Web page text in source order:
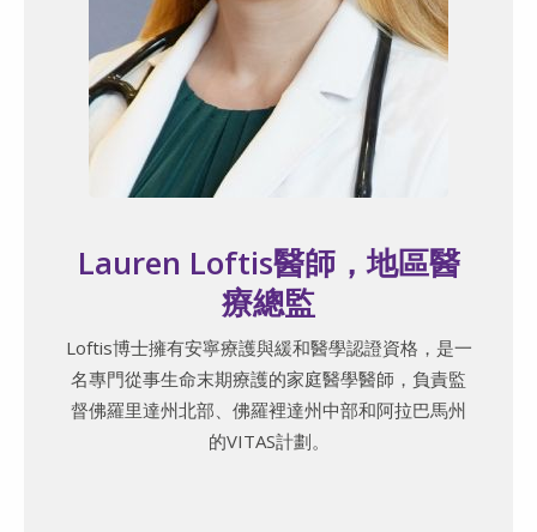
Lauren Loftis醫師，地區醫
療總監
Loftis博士擁有安寧療護與緩和醫學認證資格，是一
名專門從事生命末期療護的家庭醫學醫師，負責監
督佛羅里達州北部、佛羅裡達州中部和阿拉巴馬州
的VITAS計劃。